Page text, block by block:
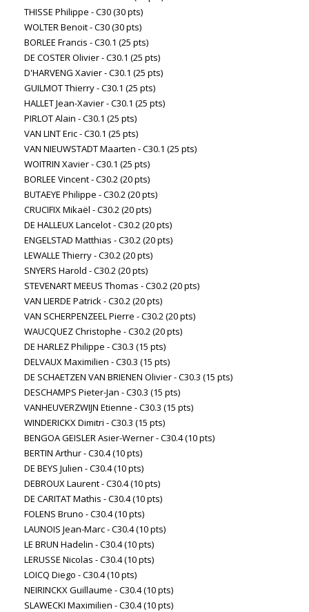
THISSE Philippe - C30 (30 pts)
WOLTER Benoit - C30 (30 pts)
BORLEE Francis - C30.1 (25 pts)
DE COSTER Olivier - C30.1 (25 pts)
D'HARVENG Xavier - C30.1 (25 pts)
GUILMOT Thierry - C30.1 (25 pts)
HALLET Jean-Xavier - C30.1 (25 pts)
PIRLOT Alain - C30.1 (25 pts)
VAN LINT Eric - C30.1 (25 pts)
VAN NIEUWSTADT Maarten - C30.1 (25 pts)
WOITRIN Xavier - C30.1 (25 pts)
BORLEE Vincent - C30.2 (20 pts)
BUTAEYE Philippe - C30.2 (20 pts)
CRUCIFIX Mikaël - C30.2 (20 pts)
DE HALLEUX Lancelot - C30.2 (20 pts)
ENGELSTAD Matthias - C30.2 (20 pts)
LEWALLE Thierry - C30.2 (20 pts)
SNYERS Harold - C30.2 (20 pts)
STEVENART MEEUS Thomas - C30.2 (20 pts)
VAN LIERDE Patrick - C30.2 (20 pts)
VAN SCHERPENZEEL Pierre - C30.2 (20 pts)
WAUCQUEZ Christophe - C30.2 (20 pts)
DE HARLEZ Philippe - C30.3 (15 pts)
DELVAUX Maximilien - C30.3 (15 pts)
DE SCHAETZEN VAN BRIENEN Olivier - C30.3 (15 pts)
DESCHAMPS Pieter-Jan - C30.3 (15 pts)
VANHEUVERZWIJN Etienne - C30.3 (15 pts)
WINDERICKX Dimitri - C30.3 (15 pts)
BENGOA GEISLER Asier-Werner - C30.4 (10 pts)
BERTIN Arthur - C30.4 (10 pts)
DE BEYS Julien - C30.4 (10 pts)
DEBROUX Laurent - C30.4 (10 pts)
DE CARITAT Mathis - C30.4 (10 pts)
FOLENS Bruno - C30.4 (10 pts)
LAUNOIS Jean-Marc - C30.4 (10 pts)
LE BRUN Hadelin - C30.4 (10 pts)
LERUSSE Nicolas - C30.4 (10 pts)
LOICQ Diego - C30.4 (10 pts)
NEIRINCKX Guillaume - C30.4 (10 pts)
SLAWECKI Maximilien - C30.4 (10 pts)